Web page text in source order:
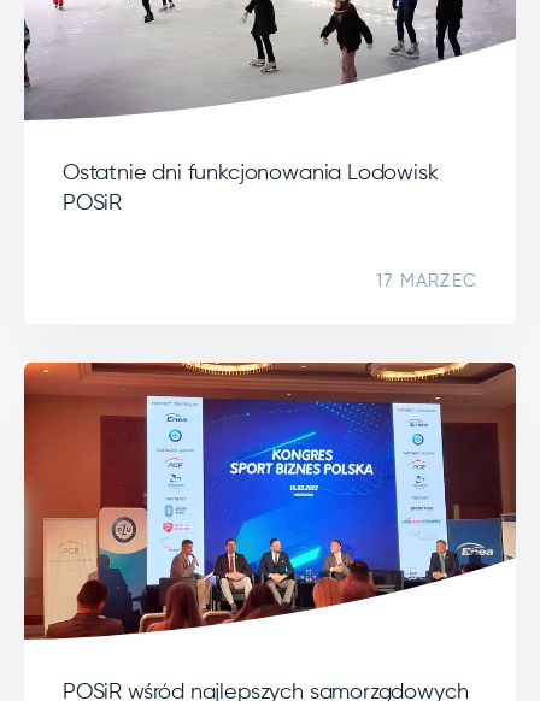
Ostatnie dni funkcjonowania Lodowisk
POSiR
17 MARZEC
POSiR wśród najlepszych samorządowych